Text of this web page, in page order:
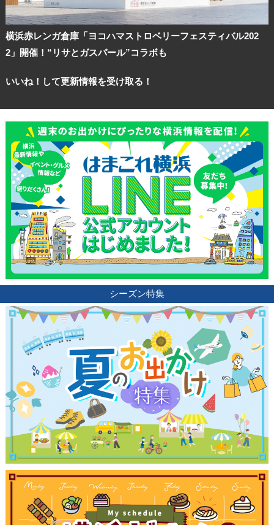
横浜赤レンガ倉庫「ヨコハマストロベリーフェスティバル202
2」開催！“リサとガスパール”コラボも
いいね！して更新情報を受け取る！
シーズン特集